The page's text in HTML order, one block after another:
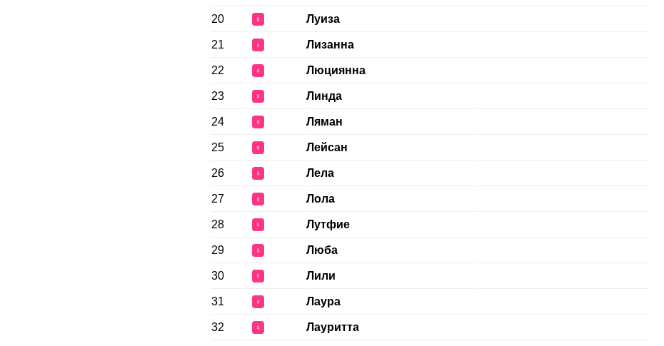
20 ♀ Луиза
21 ♀ Лизанна
22 ♀ Люциянна
23 ♀ Линда
24 ♀ Ляман
25 ♀ Лейсан
26 ♀ Лела
27 ♀ Лола
28 ♀ Лутфие
29 ♀ Люба
30 ♀ Лили
31 ♀ Лаура
32 ♀ Лауритта